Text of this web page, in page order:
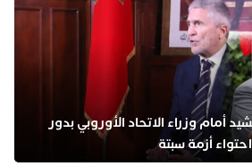
أمام وزراء الاتحاد الأوروبي بدور
أزمة سبتة